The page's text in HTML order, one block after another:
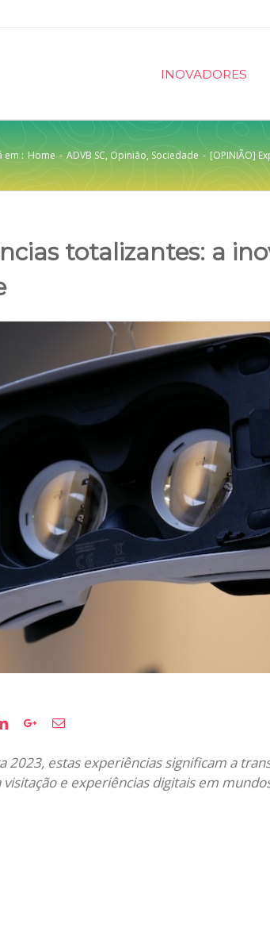
INOVADORES
em : Home - ADVB SC,Opinião,Sociedade - [OPINIÃO]
totalizantes: a
LinkedinGoogle+Email
2023, estas experiências significam a
e experiências digitais em